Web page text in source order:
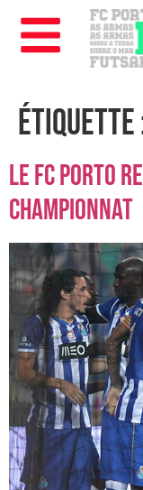
Étiquette
Le FC Porto
championnat